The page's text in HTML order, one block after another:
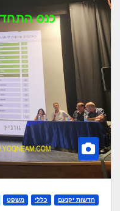
חדשות יקנעם כללי משפט